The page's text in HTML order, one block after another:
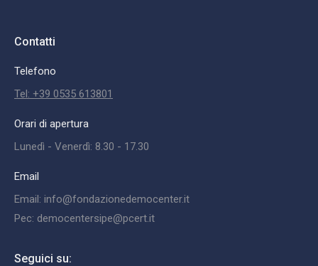
Contatti
Telefono
Tel: +39 0535 613801
Orari di apertura
Lunedì - Venerdì: 8.30 - 17.30
Email
Email: info@fondazionedemocenter.it
Pec: democentersipe@pcert.it
Seguici su: